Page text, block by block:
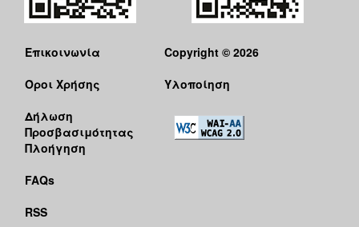
Επικοινωνία
Όροι Χρήσης
Δήλωση
Προσβασιμότητας
Πλοήγηση
FAQs
RSS
Copyright © 2026
Υλοποίηση